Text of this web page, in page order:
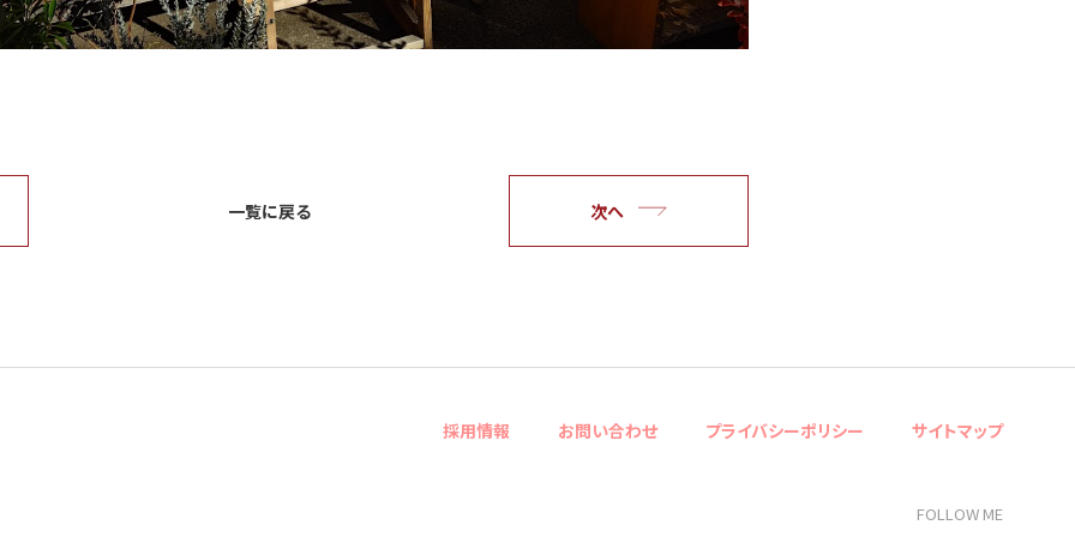
次へ
一覧に戻る
採用情報 お問い合わせ プライバシーポリシー サイトマップ
FOLLOW ME